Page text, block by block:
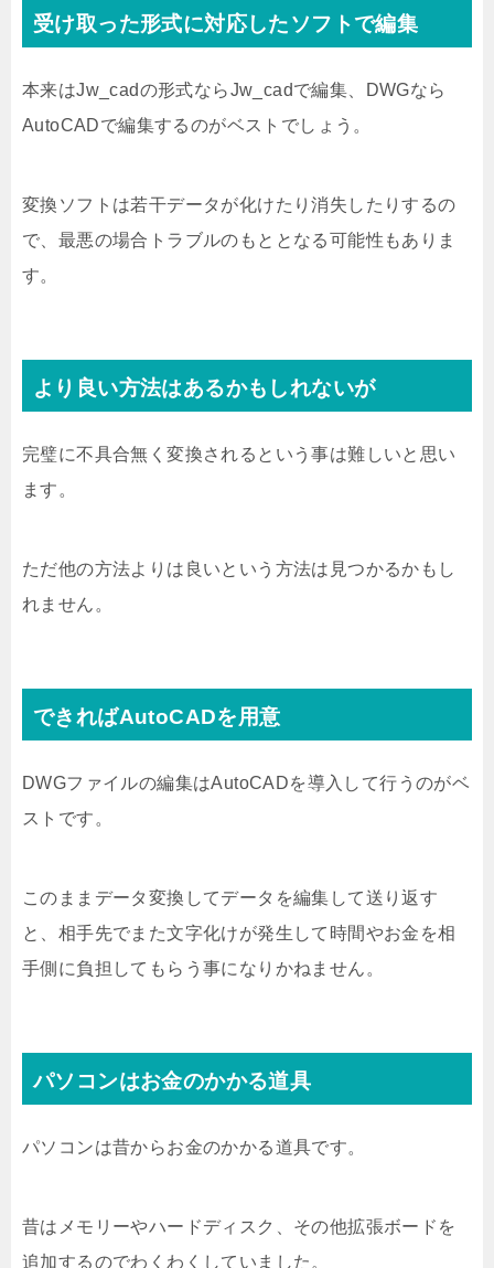
受け取った形式に対応したソフトで編集
本来はJw_cadの形式ならJw_cadで編集、DWGなら
AutoCADで編集するのがベストでしょう。
変換ソフトは若干データが化けたり消失したりするの
で、最悪の場合トラブルのもととなる可能性もありま
す。
より良い方法はあるかもしれないが
完璧に不具合無く変換されるという事は難しいと思い
ます。
ただ他の方法よりは良いという方法は見つかるかもし
れません。
できればAutoCADを用意
DWGファイルの編集はAutoCADを導入して行うのがベ
ストです。
このままデータ変換してデータを編集して送り返す
と、相手先でまた文字化けが発生して時間やお金を相
手側に負担してもらう事になりかねません。
パソコンはお金のかかる道具
パソコンは昔からお金のかかる道具です。
昔はメモリーやハードディスク、その他拡張ボードを
追加するのでわくわくしていました。